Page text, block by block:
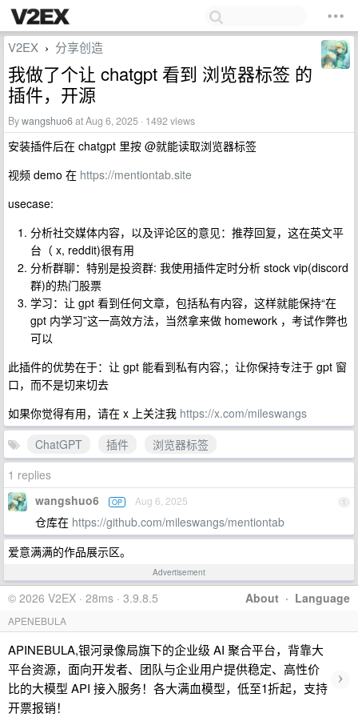
V2EX › 分享创造
我做了个让 chatgpt 看到 浏览器标签 的
插件，开源
Bywangshuo6at Aug 6, 2025 · 1492 views
安装插件后在 chatgpt 里按 @就能读取浏览器标签
视频 demo 在 https://mentiontab.site
usecase:
分析社交媒体内容，以及评论区的意见：推荐回复，这在英文平
台（ x, reddit)很有用
分析群聊：特别是投资群: 我使用插件定时分析 stock vip(discord
群)的热门股票
学习：让 gpt 看到任何文章，包括私有内容，这样就能保持“在
gpt 内学习”这一高效方法，当然拿来做 homework ，考试作弊也
可以
此插件的优势在于：让 gpt 能看到私有内容,；让你保持专注于 gpt 窗
口，而不是切来切去
如果你觉得有用，请在 x 上关注我 https://x.com/mileswangs
ChatGPT
插件
浏览器标签
1 replies
1
wangshuo6 OP Aug 6, 2025
仓库在 https://github.com/mileswangs/mentiontab
爱意满满的作品展示区。
Advertisement
About · Language
© 2026 V2EX · 28ms · 3.9.8.5
APENEBULA
APINEBULA,银河录像局旗下的企业级 AI 聚合平台，背靠大
平台资源，面向开发者、团队与企业用户提供稳定、高性价
比的大模型 API 接入服务！各大满血模型，低至1折起，支持
开票报销！
›